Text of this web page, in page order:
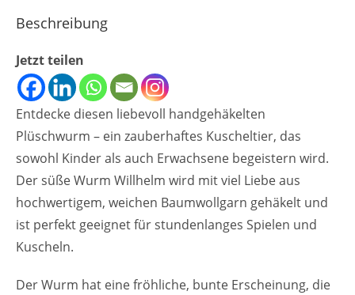
Beschreibung
Jetzt teilen
Entdecke diesen liebevoll handgehäkelten
Plüschwurm – ein zauberhaftes Kuscheltier, das
sowohl Kinder als auch Erwachsene begeistern wird.
Der süße Wurm Willhelm wird mit viel Liebe aus
hochwertigem, weichen Baumwollgarn gehäkelt und
ist perfekt geeignet für stundenlanges Spielen und
Kuscheln.
Der Wurm hat eine fröhliche, bunte Erscheinung, die